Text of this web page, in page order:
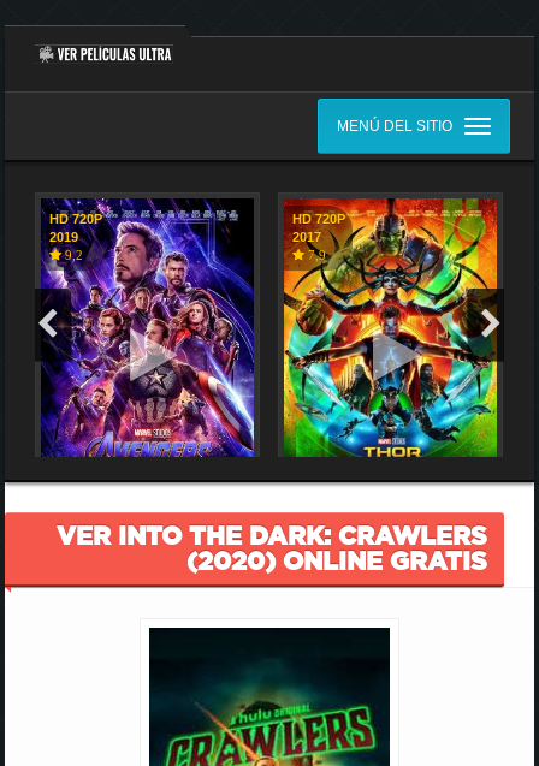
MENÚ DEL SITIO
HD 720P
2019
9,2
HD 720P
2017
7,9
VER INTO THE DARK: CRAWLERS
(2020) ONLINE GRATIS